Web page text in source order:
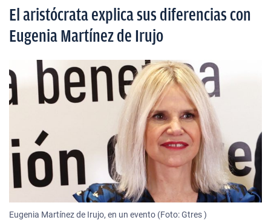
El aristócrata explica sus diferencias con
Eugenia Martínez de Irujo
Eugenia Martínez de Irujo, en un evento (Foto: Gtres )